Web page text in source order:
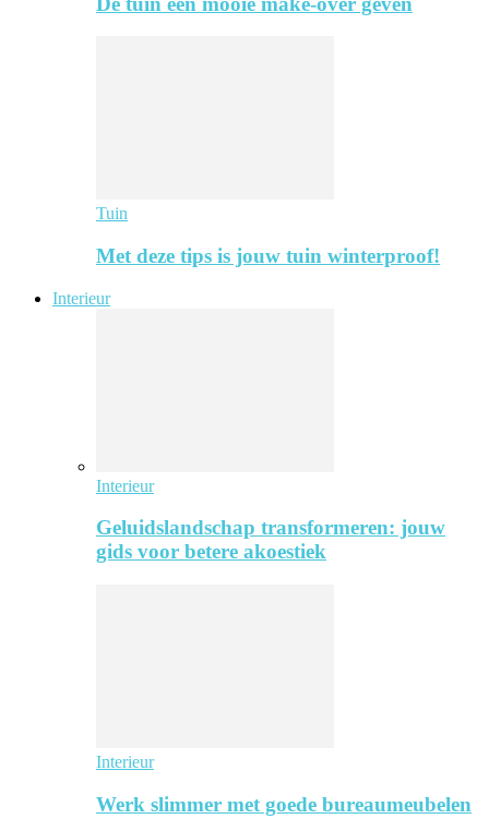
Tuin
Met deze tips is jouw tuin winterproof!
Interieur
Interieur
Geluidslandschap transformeren: jouw
gids voor betere akoestiek
Interieur
Werk slimmer met goede bureaumeubelen